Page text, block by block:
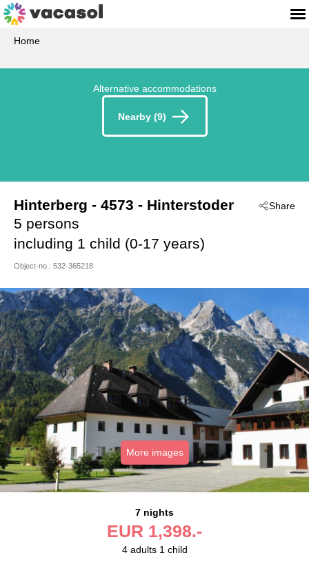
Home
Alternative accommodations
Nearby (9)
Share
Hinterberg - 4573 - Hinterstoder
5 persons
including 1 child (0-17 years)
Object-no.: 532-365218
More images
7 nights
EUR 1,398.-
4 adults 1 child